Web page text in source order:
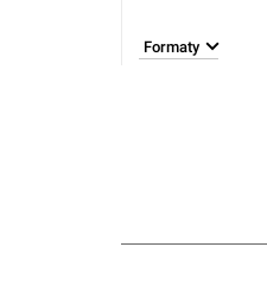
Formaty